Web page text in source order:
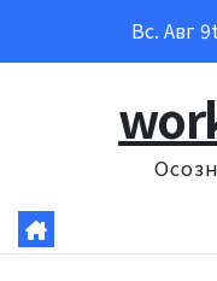
Вс. Авг